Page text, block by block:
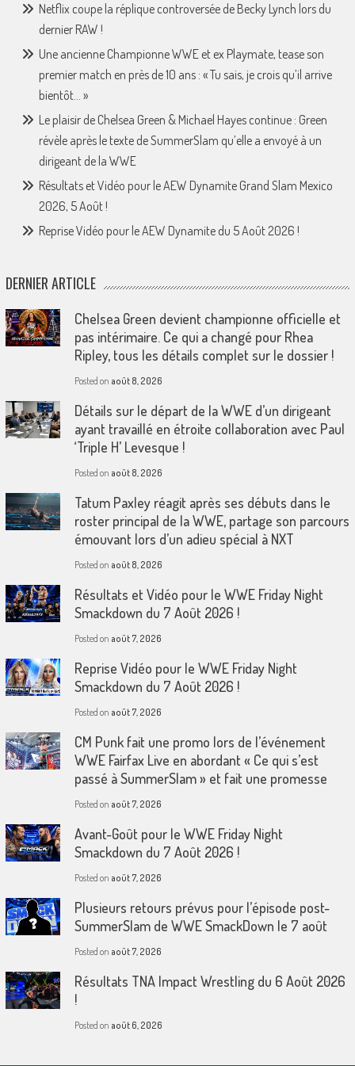
Netflix coupe la réplique controversée de Becky Lynch lors du
dernier RAW !
Une ancienne Championne WWE et ex Playmate, tease son
premier match en près de 10 ans : « Tu sais, je crois qu’il arrive
bientôt… »
Le plaisir de Chelsea Green & Michael Hayes continue : Green
révèle après le texte de SummerSlam qu’elle a envoyé à un
dirigeant de la WWE
Résultats et Vidéo pour le AEW Dynamite Grand Slam Mexico
2026, 5 Août !
Reprise Vidéo pour le AEW Dynamite du 5 Août 2026 !
DERNIER ARTICLE
Chelsea Green devient championne officielle et
pas intérimaire. Ce qui a changé pour Rhea
Ripley, tous les détails complet sur le dossier !
Posted on août 8, 2026
Détails sur le départ de la WWE d’un dirigeant
ayant travaillé en étroite collaboration avec Paul
‘Triple H’ Levesque !
Posted on août 8, 2026
Tatum Paxley réagit après ses débuts dans le
roster principal de la WWE, partage son parcours
émouvant lors d’un adieu spécial à NXT
Posted on août 8, 2026
Résultats et Vidéo pour le WWE Friday Night
Smackdown du 7 Août 2026 !
Posted on août 7, 2026
Reprise Vidéo pour le WWE Friday Night
Smackdown du 7 Août 2026 !
Posted on août 7, 2026
CM Punk fait une promo lors de l’événement
WWE Fairfax Live en abordant « Ce qui s’est
passé à SummerSlam » et fait une promesse
Posted on août 7, 2026
Avant-Goût pour le WWE Friday Night
Smackdown du 7 Août 2026 !
Posted on août 7, 2026
Plusieurs retours prévus pour l’épisode post-
SummerSlam de WWE SmackDown le 7 août
Posted on août 7, 2026
Résultats TNA Impact Wrestling du 6 Août 2026
!
Posted on août 6, 2026